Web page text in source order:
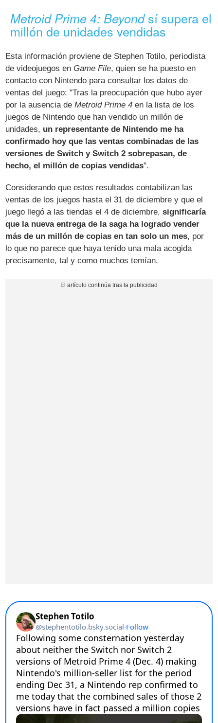
Metroid Prime 4: Beyondsí supera el
millón de unidades vendidas
Esta información proviene de Stephen Totilo, periodista
de videojuegos enGame File, quien se ha puesto en
contacto con Nintendo para consultar los datos de
ventas del juego: "Tras la preocupación que hubo ayer
por la ausencia deMetroid Prime 4 en la lista de los
juegos de Nintendo que han vendido un millón de
unidades, un representante de Nintendo me ha
confirmado hoy que las ventas combinadas de las
versiones de Switch y Switch 2 sobrepasan, de
hecho, el millón de copias vendidas".
Considerando que estos resultados contabilizan las
ventas de los juegos hasta el 31 de diciembre y que el
juego llegó a las tiendas el 4 de diciembre,significaría
que la nueva entrega de la saga ha logrado vender
más de un millón de copias en tan solo un mes, por
lo que no parece que haya tenido una mala acogida
precisamente, tal y como muchos temían.